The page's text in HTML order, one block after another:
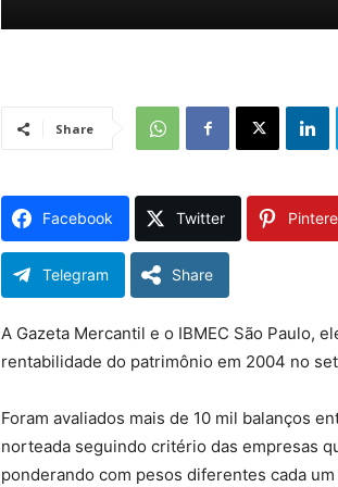
Share
Facebook Twitter
Telegram Share
A Gazeta Mercantil e o IBMEC São Paulo,
rentabilidade do patrimônio em 2004 no
Foram avaliados mais de 10 mil balanços
norteada seguindo critério das empresas
ponderando com pesos diferentes cada